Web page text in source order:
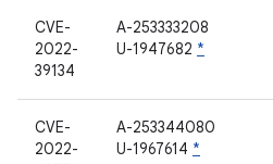
CVE-
2022-
39134
A-253333208
U-1947682 *
CVE-
2022-
A-253344080
U-1967614 *